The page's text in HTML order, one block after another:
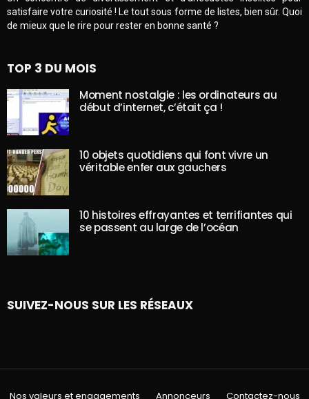
satisfaire votre curiosité ! Le tout sous forme de listes, bien sûr. Quoi
de mieux que le rire pour rester en bonne santé ?
TOP 3 DU MOIS
Moment nostalgie : les ordinateurs au
début d’internet, c’était ça !
10 objets quotidiens qui font vivre un
véritable enfer aux gauchers
10 histoires effrayantes et terrifiantes qui
se passent au large de l’océan
SUIVEZ-NOUS SUR LES RÉSEAUX
Nos valeurs et engagements Annonceurs Contactez-nous